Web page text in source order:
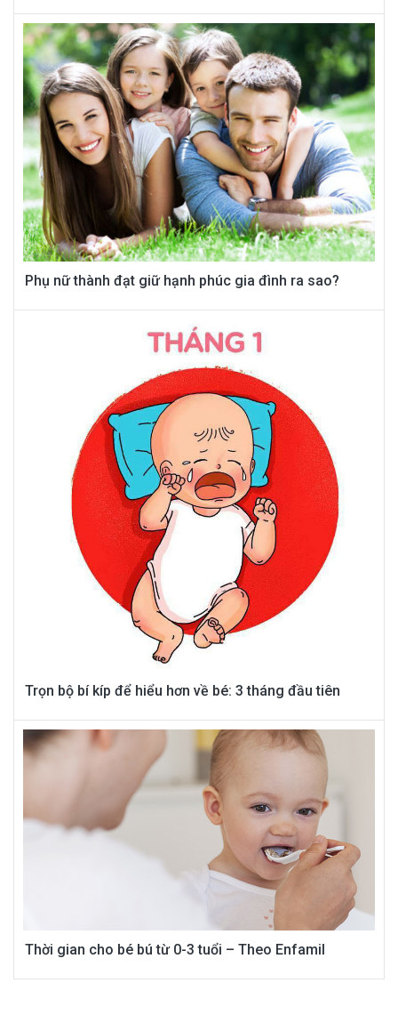
Phụ nữ thành đạt giữ hạnh phúc gia đình ra sao?
Trọn bộ bí kíp để hiểu hơn về bé: 3 tháng đầu tiên
Thời gian cho bé bú từ 0-3 tuổi – Theo Enfamil